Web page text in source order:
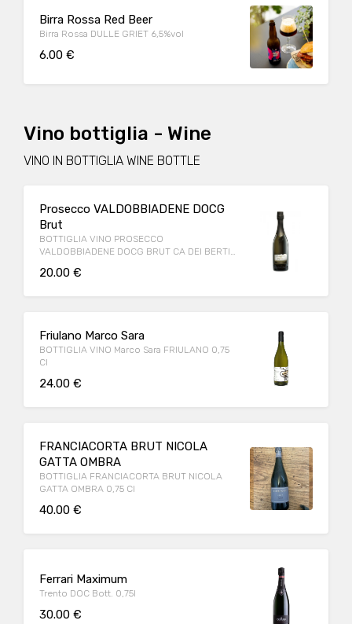
Birra Rossa Red Beer
Birra Rossa DULLE GRIET 6,5%vol
6.00 €
Vino bottiglia - Wine
VINO IN BOTTIGLIA WINE BOTTLE
Prosecco VALDOBBIADENE DOCG
Brut
BOTTIGLIA VINO PROSECCO
VALDOBBIADENE DOCG BRUT CA DEI BERTI
20.00 €
Friulano Marco Sara
BOTTIGLIA VINO Marco Sara FRIULANO 0,75
Cl
24.00 €
FRANCIACORTA BRUT NICOLA
GATTA OMBRA
BOTTIGLIA FRANCIACORTA BRUT NICOLA
GATTA OMBRA 0,75 Cl
40.00 €
Ferrari Maximum
Trento DOC Bott. 0,75l
30.00 €